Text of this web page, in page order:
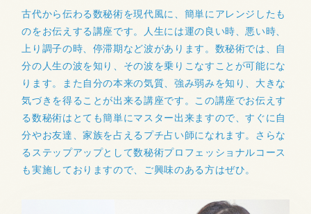
古代から伝わる数秘術を現代風に、簡単にアレンジしたも
のをお伝えする講座です。人生には運の良い時、悪い時、
上り調子の時、停滞期など波があります。数秘術では、自
分の人生の波を知り、その波を乗りこなすことが可能にな
ります。また自分の本来の気質、強み弱みを知り、大きな
気づきを得ることが出来る講座です。この講座でお伝えす
る数秘術はとても簡単にマスター出来ますので、すぐに自
分やお友達、家族を占えるプチ占い師になれます。さらな
るステップアップとして数秘術プロフェッショナルコース
も実施しておりますので、ご興味のある方はぜひ。